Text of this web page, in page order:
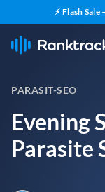
⚡ Flash
PARASIT-SEO
Evening
Parasite